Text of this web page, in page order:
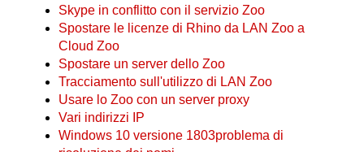
Skype in conflitto con il servizio Zoo
Spostare le licenze di Rhino da LAN Zoo a
Cloud Zoo
Spostare un server dello Zoo
Tracciamento sull'utilizzo di LAN Zoo
Usare lo Zoo con un server proxy
Vari indirizzi IP
Windows 10 versione 1803problema di